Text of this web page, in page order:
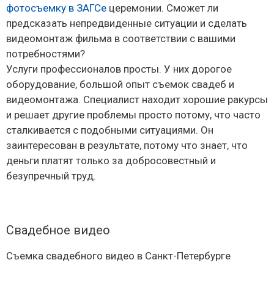
фотосъемку в ЗАГСе церемонии. Сможет ли
предсказать непредвиденные ситуации и сделать
видеомонтаж фильма в соответствии с вашими
потребностями?
Услуги профессионалов просты. У них дорогое
оборудование, большой опыт съемок свадеб и
видеомонтажа. Специалист находит хорошие ракурсы
и решает другие проблемы просто потому, что часто
сталкивается с подобными ситуациями. Он
заинтересован в результате, потому что знает, что
деньги платят только за добросовестный и
безупречный труд.
Свадебное видео
Съемка свадебного видео в Санкт-Петербурге